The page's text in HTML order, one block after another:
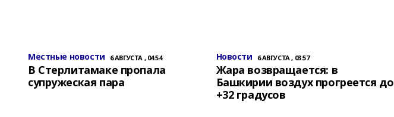
Местные новости 6 АВГУСТА , 04:54
В Стерлитамаке пропала
супружеская пара
Новости 6 АВГУСТА , 03:57
Жара возвращается: в
Башкирии воздух прогреется до
+32 градусов